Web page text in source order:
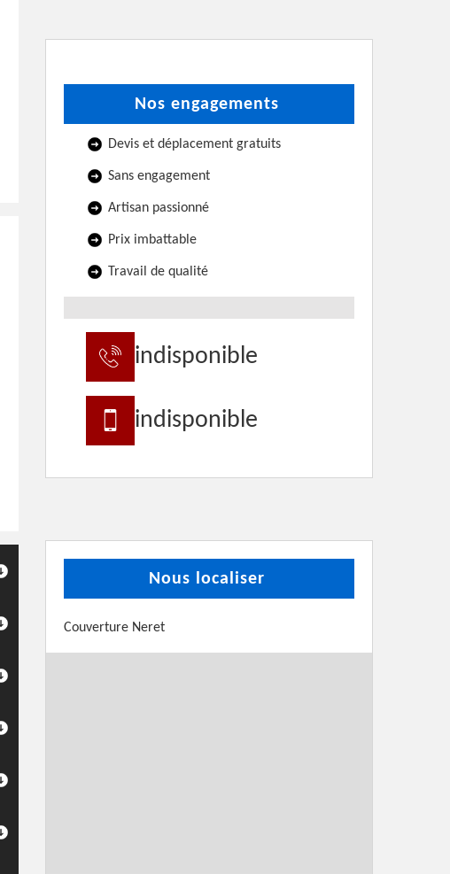
Nos engagements
Devis et déplacement gratuits
Sans engagement
Artisan passionné
Prix imbattable
Travail de qualité
indisponible
indisponible
Nous localiser
Couverture Neret